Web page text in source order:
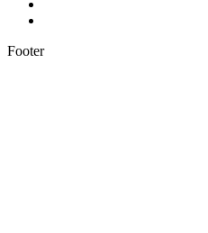
Footer